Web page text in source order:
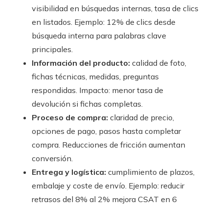
visibilidad en búsquedas internas, tasa de clics
en listados. Ejemplo: 12% de clics desde
búsqueda interna para palabras clave
principales.
Información del producto: calidad de foto,
fichas técnicas, medidas, preguntas
respondidas. Impacto: menor tasa de
devolución si fichas completas.
Proceso de compra: claridad de precio,
opciones de pago, pasos hasta completar
compra. Reducciones de fricción aumentan
conversión.
Entrega y logística: cumplimiento de plazos,
embalaje y coste de envío. Ejemplo: reducir
retrasos del 8% al 2% mejora CSAT en 6